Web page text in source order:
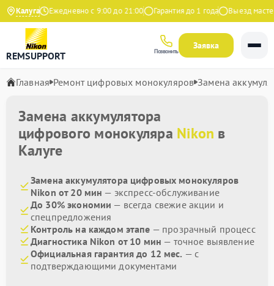
Калуга
Яндекс Ежедневно с 9:00 до 21:00 Гарантия до 1 года Выезд мастера
REMSUPPORT Позвонить
Заявка
Главная Ремонт цифровых монокуляров Замена
Замена аккумулятора
цифрового монокуляра Nikon в
Калуге
Замена аккумулятора цифровых монокуляров
Nikon от 20 мин — экспресс-обслуживание
До 30% экономии — всегда свежие акции и
спецпредложения
Контроль на каждом этапе — прозрачный процесс
Диагностика Nikon от 10 мин — точное выявление
Официальная гарантия до 12 мес. — с
подтверждающими документами